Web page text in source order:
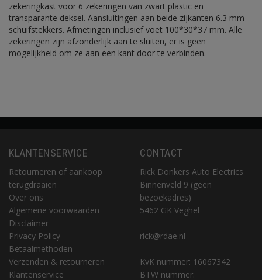
zekeringkast voor 6 zekeringen van zwart plastic en
transparante deksel. Aansluitingen aan beide zijkanten 6.3 mm
schuifstekkers. Afmetingen inclusief voet 100*30*37 mm. Alle
zekeringen zijn afzonderlijk aan te sluiten, er is geen
mogelijkheid om ze aan een kant door te verbinden.
KLANTENSERVICE
Retourneren of aankoop
terugdraaien
Over ons
Algemene voorwaarden
Disclaimer
Privacy Policy
Betaalmethoden
Verzenden & retourneren
Klantenservice
CONTACT
Rick Donkers Auto Electrics
Binnenveld 9 (geen
bezoekadres)
5462 GK Veghel
rick@rdae.nl
KvK nummer: 16067342
BTW nummer: